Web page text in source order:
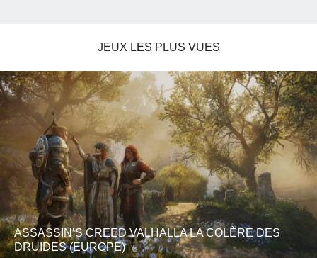
JEUX LES PLUS VUES
ASSASSIN’S CREED VALHALLA LA COLÈRE DES
DRUIDES (EUROPE)